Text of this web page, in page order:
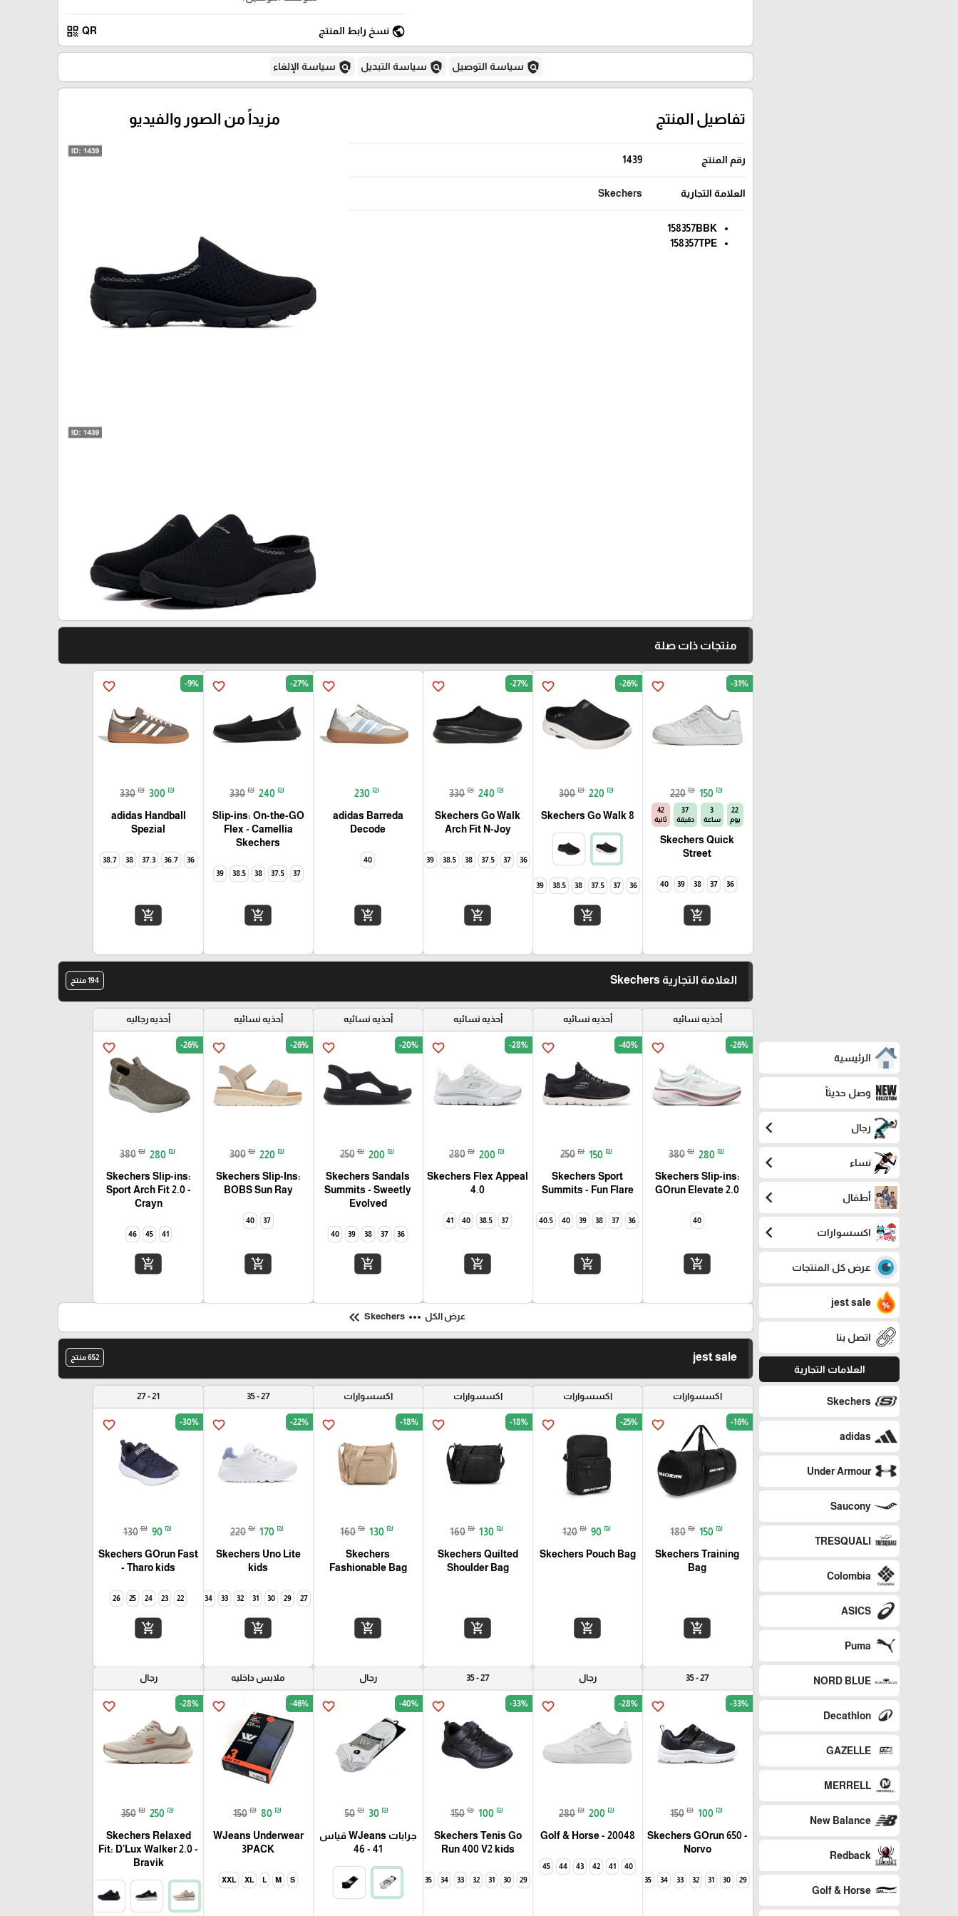
الرئيسية
وصل حديثاً
رجال chevron_left
نساء chevron_left
أطفال chevron_left
اكسسوارات chevron_left
عرض كل المنتجات
jest sale
اتصل بنا
العلامات التجارية
Skechers
adidas
Under Armour
Saucony
TRESQUALI
Colombia
ASICS
Puma
NORD BLUE
Decathlon
GAZELLE
MERRELL
New Balance
Redback
Golf & Horse
public نسخ رابط المنتج QR
qr_code
policy سياسة التوصيل policy سياسة التبديل policy سياسة الإلغاء
تفاصيل المنتج
رقم المنتج 1439
العلامة التجارية Skechers
158357BBK
158357TPE
مزيداً من الصور والفيديو
منتجات ذات صلة
favorite_border -31%
220 ₪ 150 ₪
22
يوم
3
ساعة
37
دقيقة
41
ثانية
Skechers Quick
Street
36
37
38
39
40
add_shopping_cart
favorite_border -26%
300 ₪ 220 ₪
Skechers Go Walk 8
36
37
37.5
38
38.5
39
add_shopping_cart
favorite_border -27%
330 ₪ 240 ₪
Skechers Go Walk
Arch Fit N-Joy
36
37
37.5
38
38.5
39
add_shopping_cart
favorite_border
230 ₪
adidas Barreda
Decode
40
add_shopping_cart
favorite_border -27%
330 ₪ 240 ₪
Slip-ins: On-the-GO
Skechers
37
37.5
38
38.5
39
add_shopping_cart
favorite_border -9%
330 ₪ 300 ₪
adidas Handball
Spezial
36
36.7
37.3
38
38.7
add_shopping_cart
العلامة التجارية Skechers 194 منتج
أحذيه نسائيه
favorite_border -26%
380 ₪ 280 ₪
Skechers Slip-ins:
GOrun Elevate 2.0
40
add_shopping_cart
أحذيه نسائيه
favorite_border -40%
250 ₪ 150 ₪
Skechers Sport
Summits - Fun Flare‏
36
37
38
39
40
40.5
add_shopping_cart
أحذيه نسائيه
favorite_border -28%
280 ₪ 200 ₪
Skechers Flex Appeal
4.0‏
37
38.5
40
41
add_shopping_cart
أحذيه نسائيه
favorite_border -20%
250 ₪ 200 ₪
Skechers Sandals
Summits - Sweetly
Evolved‏
36
37
38
39
40
add_shopping_cart
أحذيه نسائيه
favorite_border -26%
300 ₪ 220 ₪
Skechers Slip-Ins:
BOBS Sun Ray
37
40
add_shopping_cart
أحذيه رجاليه
favorite_border -26%
380 ₪ 280 ₪
Skechers Slip-ins:
Sport Arch Fit 2.0 -
Crayn
41
45
46
add_shopping_cart
عرض الكل more_horiz
Skechers
keyboard_double_arrow_left
jest sale 652 منتج
اكسسوارات
favorite_border -16%
180 ₪ 150 ₪
Skechers Training
Bag
add_shopping_cart
اكسسوارات
favorite_border -25%
120 ₪ 90 ₪
Skechers Pouch Bag
add_shopping_cart
اكسسوارات
favorite_border -18%
160 ₪ 130 ₪
Skechers Quilted
Shoulder Bag
add_shopping_cart
اكسسوارات
favorite_border -18%
160 ₪ 130 ₪
Skechers
Fashionable Bag
add_shopping_cart
27 - 35
favorite_border -22%
220 ₪ 170 ₪
Skechers Uno Lite
kids
27
29
30
31
32
33
34
add_shopping_cart
21 - 27
favorite_border -30%
130 ₪ 90 ₪
Skechers GOrun Fast
- Tharo kids
22
23
24
25
26
add_shopping_cart
27 - 35
favorite_border -33%
150 ₪ 100 ₪
Skechers GOrun 650 -
Norvo
29
30
31
32
33
34
35
رجال
favorite_border -28%
280 ₪ 200 ₪
Golf & Horse - 20048
40
41
42
43
44
45
27 - 35
favorite_border -33%
150 ₪ 100 ₪
Skechers Tenis Go
Run 400 V2 kids
29
30
31
32
33
34
35
رجال
favorite_border -40%
50 ₪ 30 ₪
جرابات WJeans قياس
41 - 46
ملابس داخليه
favorite_border -46%
150 ₪ 80 ₪
WJeans Underwear
3PACK
S
M
L
XL
XXL
رجال
favorite_border -28%
350 ₪ 250 ₪
Skechers Relaxed
Fit: D'Lux Walker 2.0 -
Bravik